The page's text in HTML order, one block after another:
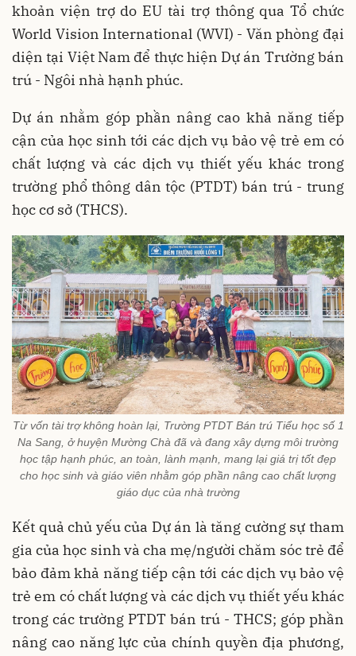
khoản viện trợ do EU tài trợ thông qua Tổ chức
World Vision International (WVI) - Văn phòng đại
diện tại Việt Nam để thực hiện Dự án Trường bán
trú - Ngôi nhà hạnh phúc.
Dự án nhằm góp phần nâng cao khả năng tiếp
cận của học sinh tới các dịch vụ bảo vệ trẻ em có
chất lượng và các dịch vụ thiết yếu khác trong
trường phổ thông dân tộc (PTDT) bán trú - trung
học cơ sở (THCS).
Từ vốn tài trợ không hoàn lại, Trường PTDT Bán trú Tiểu học số 1
Na Sang, ở huyện Mường Chà đã và đang xây dựng môi trường
học tập hạnh phúc, an toàn, lành mạnh, mang lại giá trị tốt đẹp
cho học sinh và giáo viên nhằm góp phần nâng cao chất lượng
giáo dục của nhà trường
Kết quả chủ yếu của Dự án là tăng cường sự tham
gia của học sinh và cha mẹ/người chăm sóc trẻ để
bảo đảm khả năng tiếp cận tới các dịch vụ bảo vệ
trẻ em có chất lượng và các dịch vụ thiết yếu khác
trong các trường PTDT bán trú - THCS; góp phần
nâng cao năng lực của chính quyền địa phương,